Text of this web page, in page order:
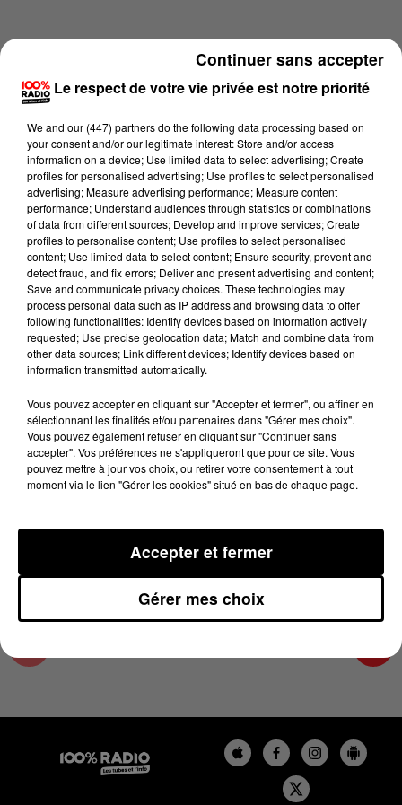
Lecture (2 min 19 sec)
100%
100% Radio les infos des Hautes-Pyrénées
21 février 2025 - 2 min 19 sec
LES INFOS DES HAUTES-PYRÉNÉES DU
21/02/2025 À 15H00
Podcasts infos des Hautes-Pyrénées
Le respect de votre vie privée est notre priorité
We and our (447) partnersdo the following data processing based on
your consent and/or our legitimate interest: Store and/or access
information on a device; Use limited data to select advertising; Create
profiles for personalised advertising; Use profiles to select personalised
advertising; Measure advertising performance; Measure content
performance; Understand audiences through statistics or combinations
of data from different sources; Develop and improve services; Create
profiles to personalise content; Use profiles to select personalised
content; Use limited data to select content; Ensure security, prevent and
detect fraud, and fix errors; Deliver and present advertising and content;
Save and communicate privacy choices. These technologies may
process personal data such as IP address and browsing data to offer
following functionalities: Identify devices based on information actively
requested; Use precise geolocation data; Match and combine data from
other data sources; Link different devices; Identify devices based on
information transmitted automatically.
Vous pouvez accepter en cliquant sur "Accepter et fermer", ou affiner en
sélectionnant les finalités et/ou partenaires dans "Gérer mes choix".
Vous pouvez également refuser en cliquant sur "Continuer sans
accepter". Vos préférences ne s'appliqueront que pour ce site. Vous
pouvez mettre à jour vos choix, ou retirer votre consentement à tout
moment via le lien "Gérer les cookies" situé en bas de chaque page.
Gérer mes choix
Accepter et fermer
Continuer sans accepter